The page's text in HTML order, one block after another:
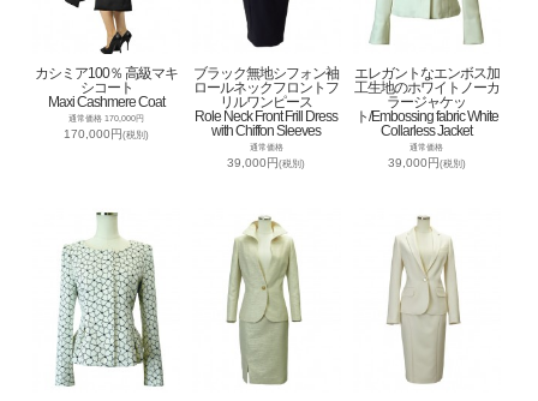
カシミア100％ 高級マキ
シコート
Maxi Cashmere Coat
通常価格 170,000円
170,000円(税別)
ブラック無地シフォン袖
ロールネックフロントフ
リルワンピース
Role Neck Front Frill Dress
with Chiffon Sleeves
通常価格
39,000円(税別)
エレガントなエンボス加
工生地のホワイトノーカ
ラージャケッ
ト/Embossing fabric White
Collarless Jacket
通常価格
39,000円(税別)